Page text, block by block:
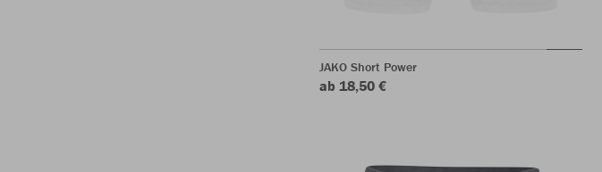
JAKO Short Power
ab 18,50 €